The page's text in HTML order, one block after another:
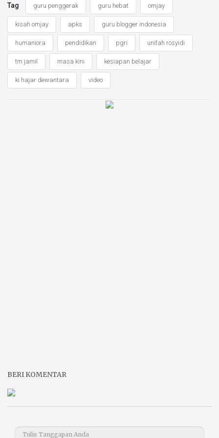
Tag guru penggerak guru hebat omjay
kisah omjay apks guru blogger indonesia
humaniora pendidikan pgri unifah rosyidi
tm jamil masa kini kesiapan belajar
ki hajar dewantara video
BERI KOMENTAR